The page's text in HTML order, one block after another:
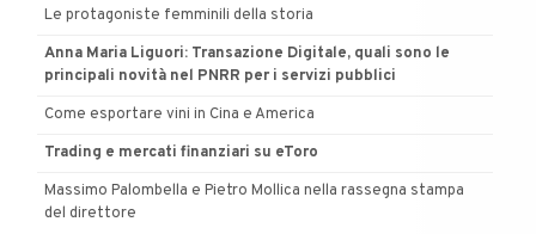
Le protagoniste femminili della storia
Anna Maria Liguori: Transazione Digitale, quali sono le
principali novità nel PNRR per i servizi pubblici
Come esportare vini in Cina e America
Trading e mercati finanziari su eToro
Massimo Palombella e Pietro Mollica nella rassegna stampa
del direttore